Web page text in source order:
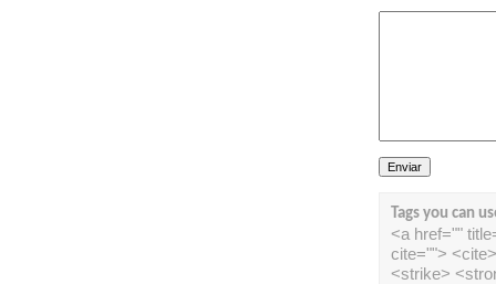
Tags you can
<a href=""
cite="">
<strike>